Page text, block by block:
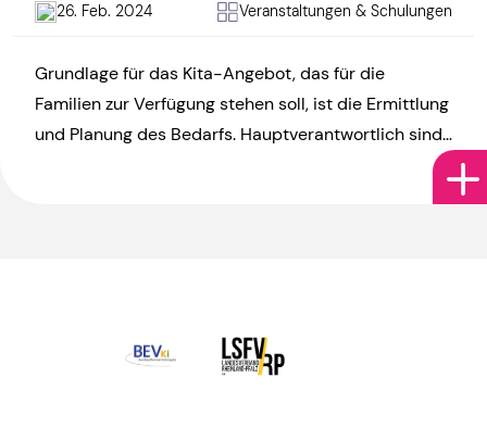
26. Feb. 2024 Veranstaltungen & Schulungen
Grundlage für das Kita-Angebot, das für die
Familien zur Verfügung stehen soll, ist die Ermittlung
und Planung des Bedarfs. Hauptverantwortlich sind